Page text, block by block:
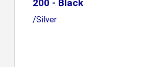
200 - Black
/Silver